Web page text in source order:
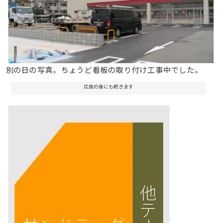
別の日の写真。ちょうど看板の取り付け工事中でした。
広告の後にも続きます